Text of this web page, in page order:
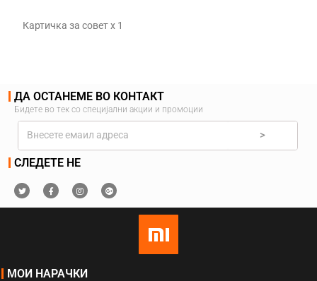
Картичка за совет x 1
ДА ОСТАНЕМЕ ВО КОНТАКТ
Бидете во тек со специјални акции и промоции
>
СЛЕДЕТЕ НЕ
МОИ НАРАЧКИ